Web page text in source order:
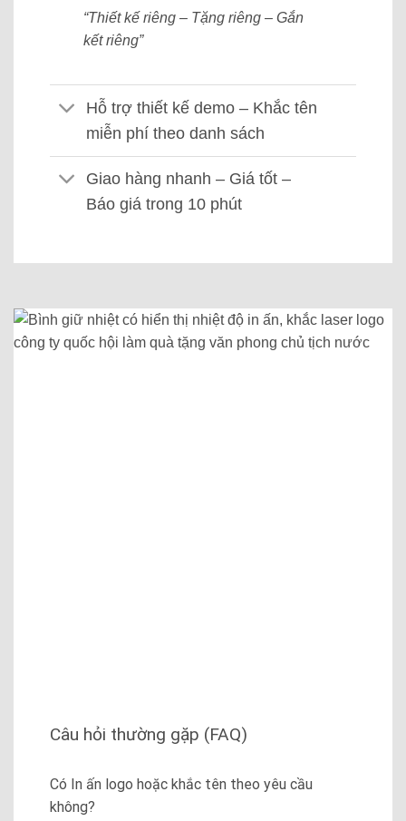
“Thiết kế riêng – Tặng riêng – Gắn
kết riêng”
Hỗ trợ thiết kế demo – Khắc tên
miễn phí theo danh sách
Giao hàng nhanh – Giá tốt –
Báo giá trong 10 phút
Câu hỏi thường gặp (FAQ)
Có In ấn logo hoặc khắc tên theo yêu cầu
không?